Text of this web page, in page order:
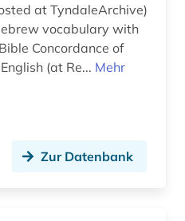
vocabulary with
(at Re... Mehr
Zur Datenbank